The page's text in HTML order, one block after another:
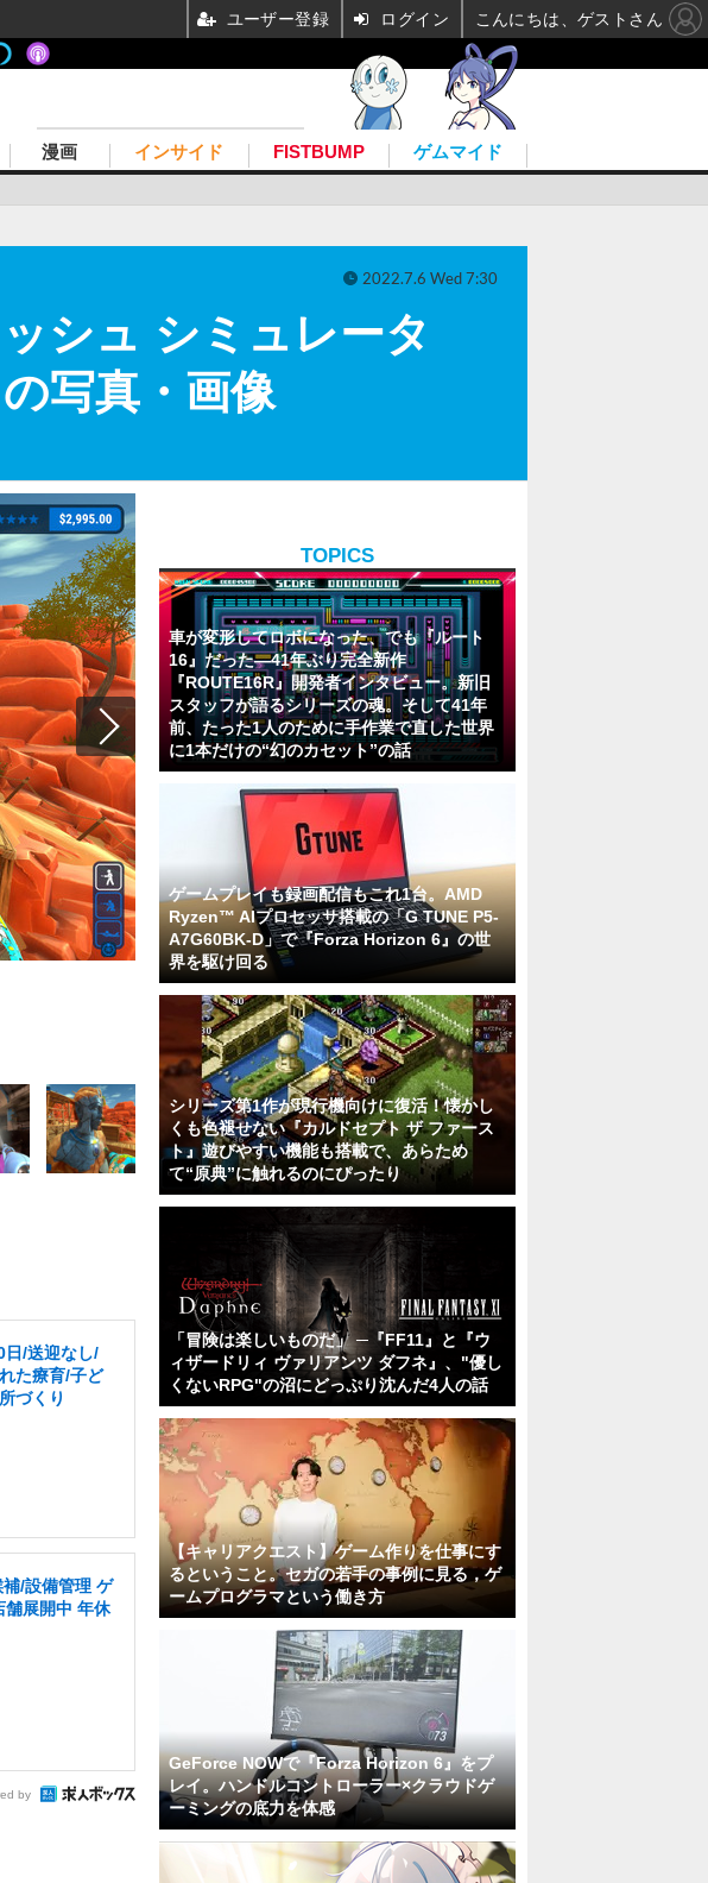
漫画 インサイド FISTBUMP ゲムマイド
シュ シミュレータ
写真・画像
2022.7.6 Wed 7:30
日/送迎なし/
た療育/子ど
づくり
/設備管理 ゲ
舗展開中 年休
by
TOPICS
車が変形してロボになった、でも『ルート
16』だった―41年ぶり完全新作
『ROUTE16R』開発者インタビュー。新旧
スタッフが語るシリーズの魂。そして41年
前、たった1人のために手作業で直した世界
に1本だけの“幻のカセット”の話
ゲームプレイも録画配信もこれ1台。AMD
Ryzen™ AIプロセッサ搭載の「G TUNE P5-
A7G60BK-D」で『Forza Horizon 6』の世
界を駆け回る
シリーズ第1作が現行機向けに復活！懐かし
くも色褪せない『カルドセプト ザ ファース
ト』遊びやすい機能も搭載で、あらため
て“原典”に触れるのにぴったり
「冒険は楽しいものだ」 ─『FF11』と『ウ
ィザードリィ ヴァリアンツ ダフネ』、"優し
くないRPG"の沼にどっぷり沈んだ4人の話
【キャリアクエスト】ゲーム作りを仕事にす
るということ。セガの若手の事例に見る，ゲ
ームプログラマという働き方
GeForce NOWで『Forza Horizon 6』をプ
レイ。ハンドルコントローラー×クラウドゲ
ーミングの底力を体感
ユーザー登録 ログイン こんにちは、ゲストさん